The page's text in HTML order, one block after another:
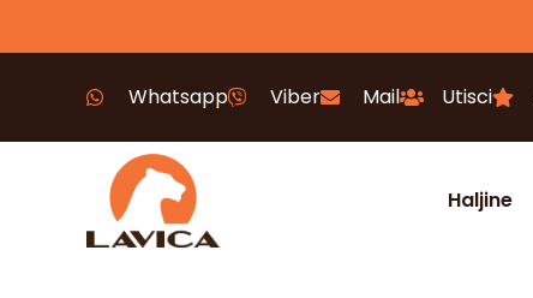
Whatsapp Viber Mail Utisci
Haljine